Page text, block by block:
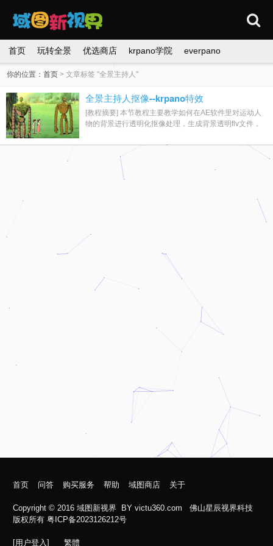
首页 玩转全景 优选商店 krpano学院 everpano
你的位置：首页 > 文章标签 "全景主持人"
全景主持人抠像--krpano特效
[教程摘要] 本节教程主要教学如何在AE软件里对运动人
物的背景进行透明化抠像处理，生成背景透明flv文件，
首页 问答 购买服务 帮助 域图商店 关于
Copyright © 2016域图新视界 BYvictu360.com
佛山星辰视界科技
版权所有 粤ICP备2023126212号
[用户登入] 繁體